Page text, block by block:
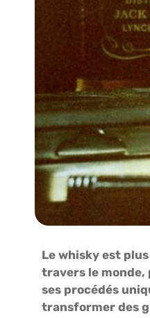
Le whisky est
travers le monde,
ses procédés
transformer des